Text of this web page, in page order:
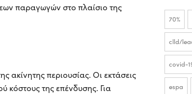
παραγωγών στο πλαίσιο της
ακίνητης περιουσίας. Οι εκτάσεις
κόστους της επένδυσης. Για
70%
clld/
covid-
espa